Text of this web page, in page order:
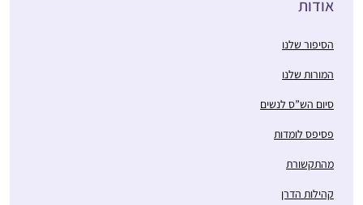
אודות
הסיפור שלנו
המורות שלנו
סיום הש”ס לנשים
פסיפס לומדות
מהתקשורת
קהילות הדרן